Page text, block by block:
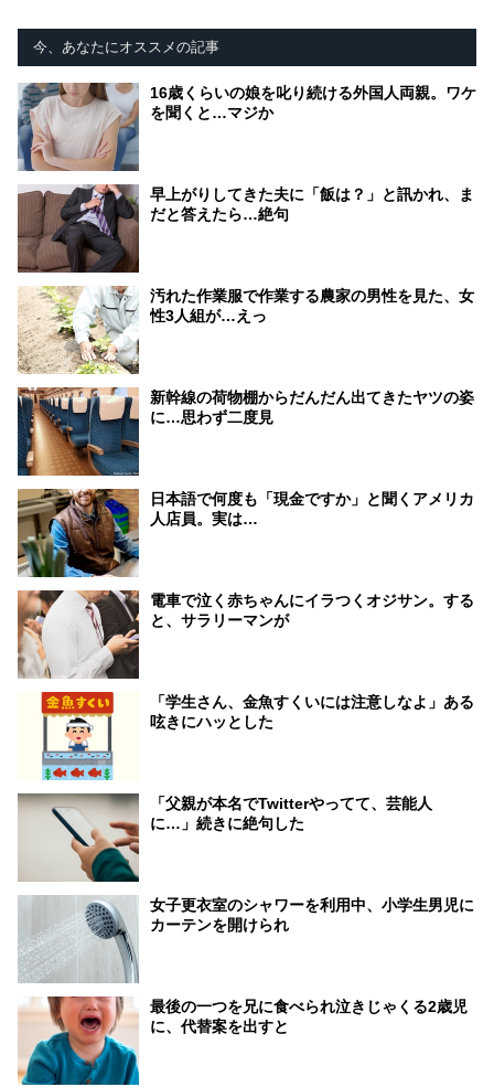
今、あなたにオススメの記事
16歳くらいの娘を叱り続ける外国人両親。ワケ
を聞くと…マジか
早上がりしてきた夫に「飯は？」と訊かれ、ま
だと答えたら…絶句
汚れた作業服で作業する農家の男性を見た、女
性3人組が…えっ
新幹線の荷物棚からだんだん出てきたヤツの姿
に…思わず二度見
日本語で何度も「現金ですか」と聞くアメリカ
人店員。実は…
電車で泣く赤ちゃんにイラつくオジサン。する
と、サラリーマンが
「学生さん、金魚すくいには注意しなよ」ある
呟きにハッとした
「父親が本名でTwitterやってて、芸能人
に…」続きに絶句した
女子更衣室のシャワーを利用中、小学生男児に
カーテンを開けられ
最後の一つを兄に食べられ泣きじゃくる2歳児
に、代替案を出すと